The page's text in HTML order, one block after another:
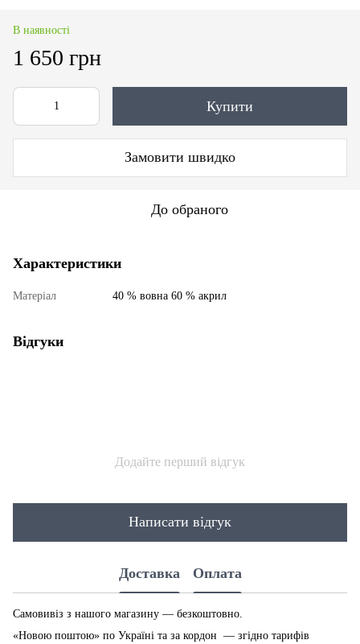
В наявності
1 650 грн
Купити
Замовити швидко
До обраного
Характеристики
Матеріал 40 % вовна 60 % акрил
Відгуки
Додайте перший відгук
Написати відгук
Доставка Оплата
Самовивіз з нашого магазину — безкоштовно.
«Новою поштою» по Україні та за кордон — згідно тарифів